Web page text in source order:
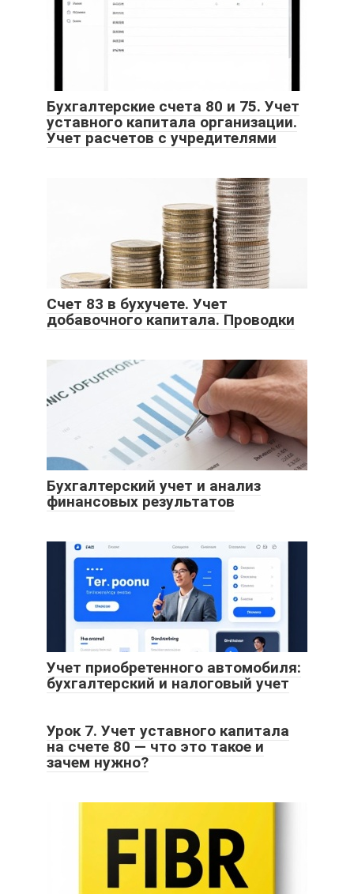
Бухгалтерские счета 80 и 75. Учет
уставного капитала организации.
Учет расчетов с учредителями
Счет 83 в бухучете. Учет
добавочного капитала. Проводки
Бухгалтерский учет и анализ
финансовых результатов
Учет приобретенного автомобиля:
бухгалтерский и налоговый учет
Урок 7. Учет уставного капитала
на счете 80 — что это такое и
зачем нужно?